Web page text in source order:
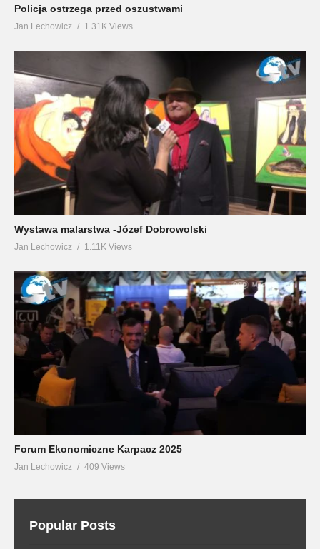
Policja ostrzega przed oszustwami
Jan Lechowicz 1.31K Views
Wystawa malarstwa -Józef Dobrowolski
Jan Lechowicz 1.11K Views
Forum Ekonomiczne Karpacz 2025
Jan Lechowicz 409 Views
Popular Posts